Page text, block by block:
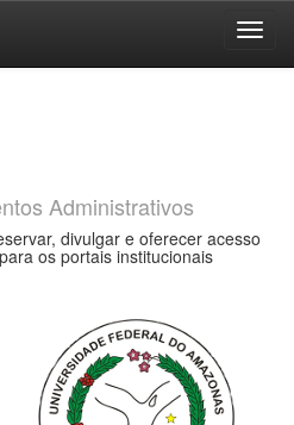
Administrativos
divulgar e oferecer acesso
os portais institucionais